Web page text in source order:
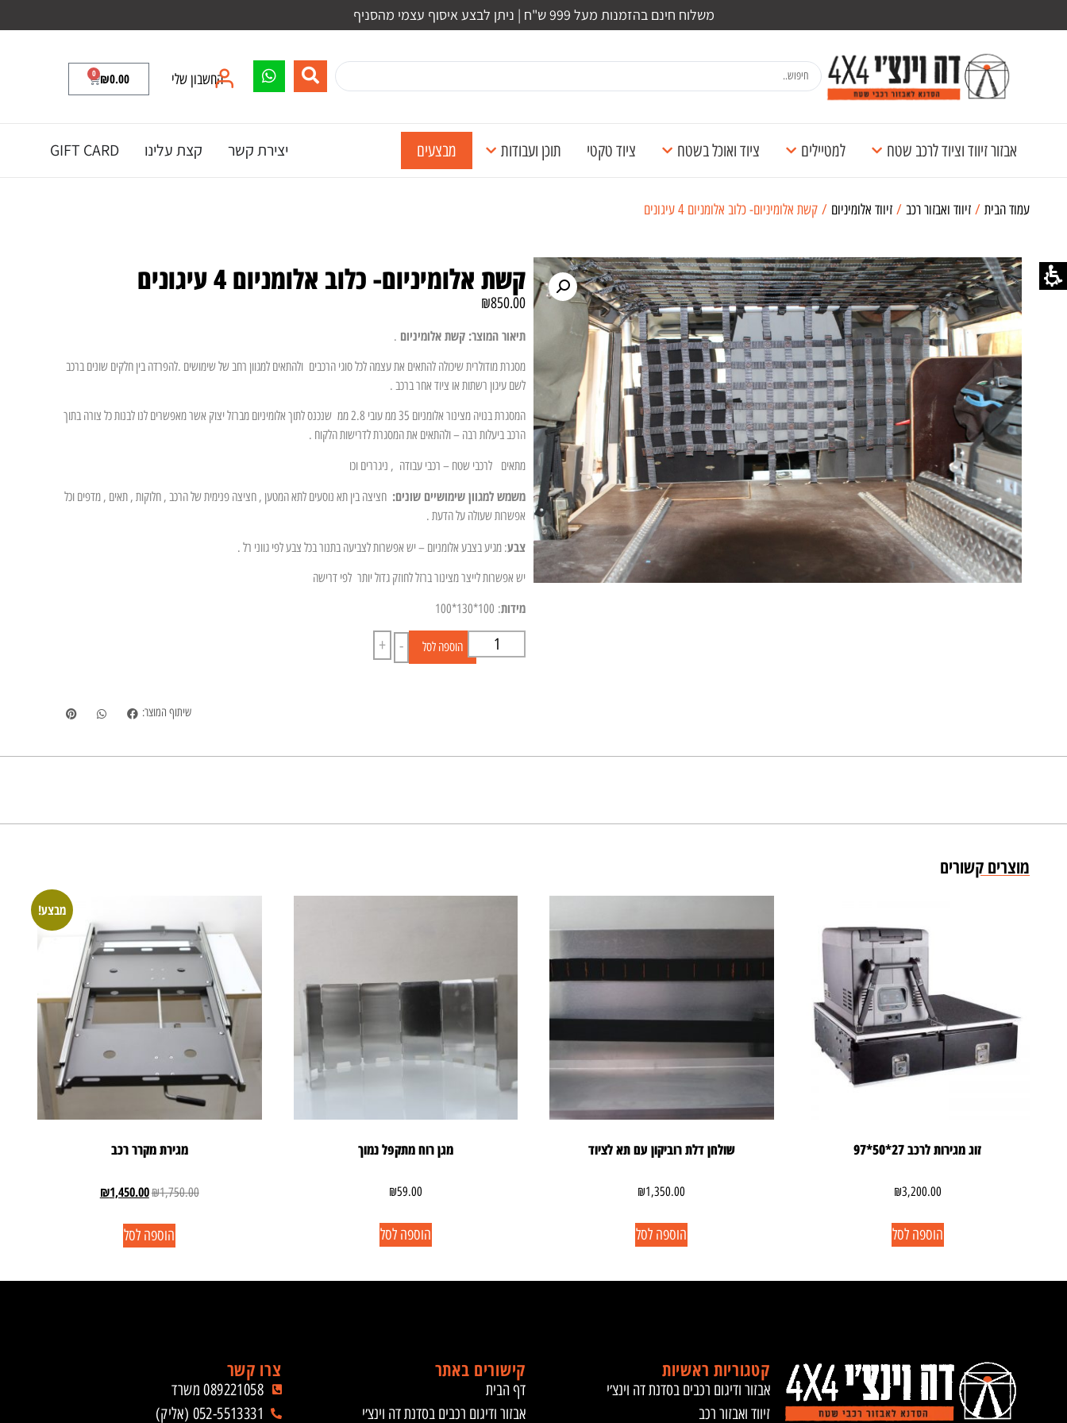
משלוח חינם בהזמנות מעל 999 ש"ח | ניתן לבצע איסוף עצמי מהסניף
החשבון שלי ₪0.00
0
אבזור זיווד וציוד לרכב שטח למטיילים ציוד ואוכל בשטח ציוד טקטי תוכן ועבודות מבצעים יצירת קשר קצת עלינו GIFT CARD
עמוד הבית / זיווד ואבזור רכב / זיווד אלומיניום / קשת אלומיניום- כלוב אלומניום 4 עיגונים
קשת אלומיניום- כלוב אלומניום 4 עיגונים
₪850.00
תיאור המוצר: קשת אלומיניום .
מסגרת מודולרית שיכולה להתאים את עצמה לכל סוגי הרכבים ולהתאים למגוון רחב של שימושים .להפרדה בין חלקים שונים ברכב
לשם עיגון רשתות או ציוד אחר ברכב .
המסגרת בנויה מצינור אלומניום 35 ממ עובי 2.8 ממ שנכנס לתוך אלומיניום מברזל יצוק אשר מאפשרים לנו לבנות כל צורה בתוך
הרכב ביעלות רבה – ולהתאים את המסגרת לדרישות הלקוח .
מתאים לרכבי שטח – רכבי עבודה , ניגררים וכו
משמש למגוון שימושיים שונים: חציצה בין תא נוסעים לתא המטען , חציצה פנימית של הרכב , חלוקות , תאים , מדפים וכל
אפשרות שעולה על הדעת .
צבע: מגיע בצבע אלומניום – יש אפשרות לצביעה בתנור בכל צבע לפי גווני רל .
יש אפשרות לייצר מצינור ברזל לחוזק גדול יותר לפי דרישה
מידות: 100*130*100
-
+ הוספה לסל
שיתוף המוצר:
מוצרים קשורים
זוג מגירות לרכב 27*50*97
₪3,200.00
הוספה לסל
שולחן דלת רוביקון עם תא לציוד
₪1,350.00
הוספה לסל
מגן רוח מתקפל נמוך
₪59.00
הוספה לסל
מבצע!
מגירת מקרר רכב
₪1,750.00
₪1,450.00
הוספה לסל
קטגוריות ראשיות
אבזור ודיגום רכבים בסדנת דה וינצ׳י
זיווד ואבזור רכב
קישורים באתר
דף הבית
אבזור ודיגום רכבים בסדנת דה וינצ׳י
צרו קשר
089221058 משרד
052-5513331 (אליק)